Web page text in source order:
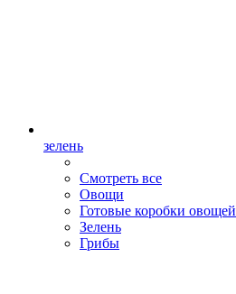
зелень
Смотреть все
Овощи
Готовые коробки овощей
Зелень
Грибы